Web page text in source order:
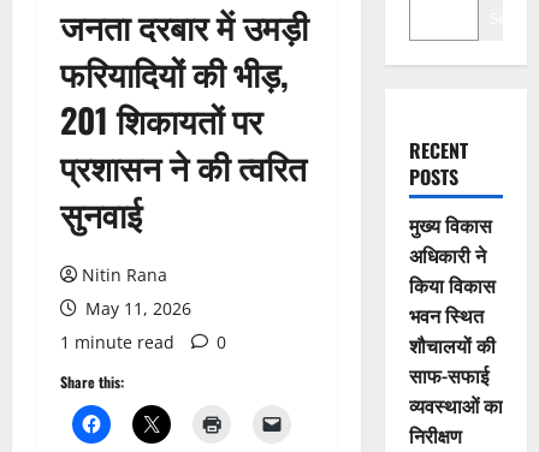
जनता दरबार में उमड़ी
फरियादियों की भीड़,
201 शिकायतों पर
प्रशासन ने की त्वरित
सुनवाई
Nitin Rana
May 11, 2026
1 minute read
0
Share this:
RECENT
POSTS
मुख्य विकास
अधिकारी ने
किया विकास
भवन स्थित
शौचालयों की
साफ-सफाई
व्यवस्थाओं का
निरीक्षण